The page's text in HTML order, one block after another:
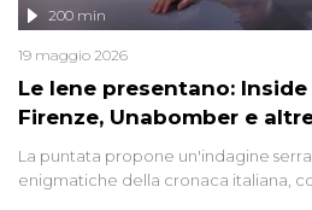
Le Iene presentano:
Firenze, Unabomber e
200 min
19 maggio 2026
La puntata propone un'indagine
enigmatiche della cronaca italiana,